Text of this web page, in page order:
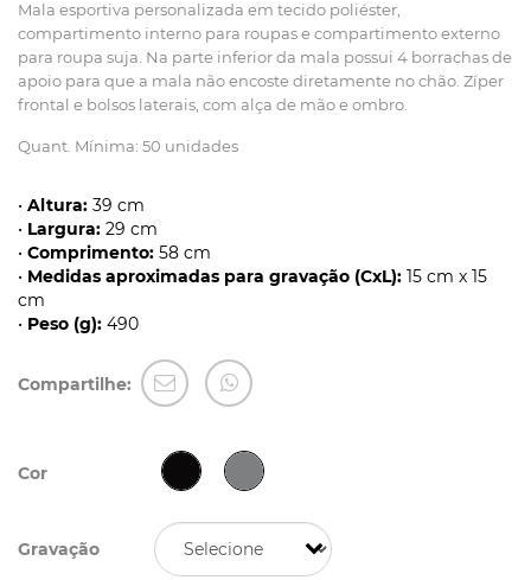
Mala esportiva personalizada em tecido poliéster,
compartimento interno para roupas e compartimento externo
para roupa suja. Na parte inferior da mala possui 4 borrachas de
apoio para que a mala não encoste diretamente no chão. Zíper
frontal e bolsos laterais, com alça de mão e ombro.
Quant. Mínima: 50 unidades
• Altura: 39 cm
• Largura: 29 cm
• Comprimento: 58 cm
• Medidas aproximadas para gravação (CxL): 15 cm x 15
cm
• Peso (g): 490
Compartilhe:
Cor
Gravação